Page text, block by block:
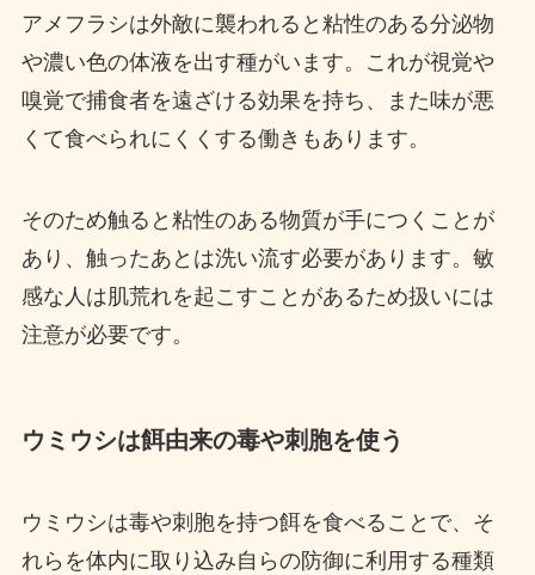
アメフラシは外敵に襲われると粘性のある分泌物
や濃い色の体液を出す種がいます。これが視覚や
嗅覚で捕食者を遠ざける効果を持ち、また味が悪
くて食べられにくくする働きもあります。
そのため触ると粘性のある物質が手につくことが
あり、触ったあとは洗い流す必要があります。敏
感な人は肌荒れを起こすことがあるため扱いには
注意が必要です。
ウミウシは餌由来の毒や刺胞を使う
ウミウシは毒や刺胞を持つ餌を食べることで、そ
れらを体内に取り込み自らの防御に利用する種類